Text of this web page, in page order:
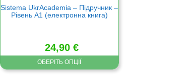
Sistema UkrAcademia – Підручник –
Рівень А1 (електронна книга)
24,90€
ОБЕРІТЬ ОПЦІЇ